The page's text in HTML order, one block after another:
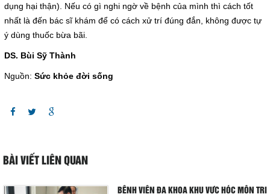
dụng hại thận). Nếu có gì nghi ngờ về bệnh của mình thì cách tốt
nhất là đến bác sĩ khám để có cách xử trí đúng đắn, không được tự
ý dùng thuốc bừa bãi.
DS. Bùi Sỹ Thành
Nguồn: Sức khỏe đời sống
BÀI VIẾT LIÊN QUAN
BỆNH VIỆN ĐA KHOA KHU VỰC HÓC MÔN TRI